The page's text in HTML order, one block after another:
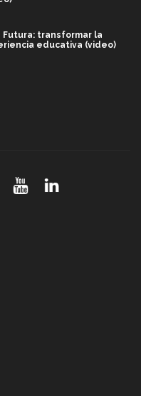
Futura: transformar la
educativa (video)
FIRST 2026! (video)